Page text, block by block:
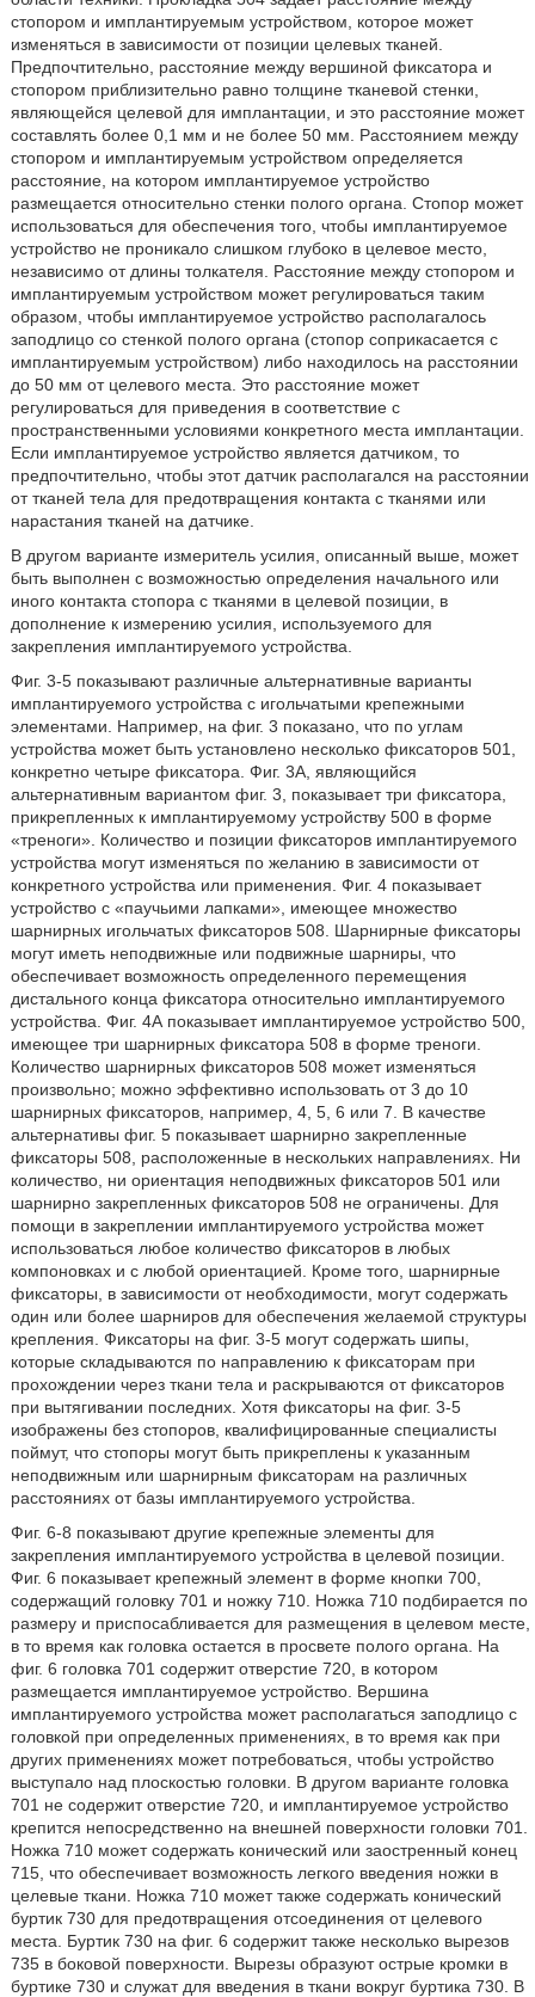
стопором и имплантируемым устройством, которое может
изменяться в зависимости от позиции целевых тканей.
Предпочтительно, расстояние между вершиной фиксатора и
стопором приблизительно равно толщине тканевой стенки,
являющейся целевой для имплантации, и это расстояние может
составлять более 0,1 мм и не более 50 мм. Расстоянием между
стопором и имплантируемым устройством определяется
расстояние, на котором имплантируемое устройство
размещается относительно стенки полого органа. Стопор может
использоваться для обеспечения того, чтобы имплантируемое
устройство не проникало слишком глубоко в целевое место,
независимо от длины толкателя. Расстояние между стопором и
имплантируемым устройством может регулироваться таким
образом, чтобы имплантируемое устройство располагалось
заподлицо со стенкой полого органа (стопор соприкасается с
имплантируемым устройством) либо находилось на расстоянии
до 50 мм от целевого места. Это расстояние может
регулироваться для приведения в соответствие с
пространственными условиями конкретного места имплантации.
Если имплантируемое устройство является датчиком, то
предпочтительно, чтобы этот датчик располагался на расстоянии
от тканей тела для предотвращения контакта с тканями или
нарастания тканей на датчике.
В другом варианте измеритель усилия, описанный выше, может
быть выполнен с возможностью определения начального или
иного контакта стопора с тканями в целевой позиции, в
дополнение к измерению усилия, используемого для
закрепления имплантируемого устройства.
Фиг. 3-5 показывают различные альтернативные варианты
имплантируемого устройства с игольчатыми крепежными
элементами. Например, на фиг. 3 показано, что по углам
устройства может быть установлено несколько фиксаторов 501,
конкретно четыре фиксатора. Фиг. 3А, являющийся
альтернативным вариантом фиг. 3, показывает три фиксатора,
прикрепленных к имплантируемому устройству 500 в форме
«треноги». Количество и позиции фиксаторов имплантируемого
устройства могут изменяться по желанию в зависимости от
конкретного устройства или применения. Фиг. 4 показывает
устройство с «паучьими лапками», имеющее множество
шарнирных игольчатых фиксаторов 508. Шарнирные фиксаторы
могут иметь неподвижные или подвижные шарниры, что
обеспечивает возможность определенного перемещения
дистального конца фиксатора относительно имплантируемого
устройства. Фиг. 4А показывает имплантируемое устройство 500,
имеющее три шарнирных фиксатора 508 в форме треноги.
Количество шарнирных фиксаторов 508 может изменяться
произвольно; можно эффективно использовать от 3 до 10
шарнирных фиксаторов, например, 4, 5, 6 или 7. В качестве
альтернативы фиг. 5 показывает шарнирно закрепленные
фиксаторы 508, расположенные в нескольких направлениях. Ни
количество, ни ориентация неподвижных фиксаторов 501 или
шарнирно закрепленных фиксаторов 508 не ограничены. Для
помощи в закреплении имплантируемого устройства может
использоваться любое количество фиксаторов в любых
компоновках и с любой ориентацией. Кроме того, шарнирные
фиксаторы, в зависимости от необходимости, могут содержать
один или более шарниров для обеспечения желаемой структуры
крепления. Фиксаторы на фиг. 3-5 могут содержать шипы,
которые складываются по направлению к фиксаторам при
прохождении через ткани тела и раскрываются от фиксаторов
при вытягивании последних. Хотя фиксаторы на фиг. 3-5
изображены без стопоров, квалифицированные специалисты
поймут, что стопоры могут быть прикреплены к указанным
неподвижным или шарнирным фиксаторам на различных
расстояниях от базы имплантируемого устройства.
Фиг. 6-8 показывают другие крепежные элементы для
закрепления имплантируемого устройства в целевой позиции.
Фиг. 6 показывает крепежный элемент в форме кнопки 700,
содержащий головку 701 и ножку 710. Ножка 710 подбирается по
размеру и приспосабливается для размещения в целевом месте,
в то время как головка остается в просвете полого органа. На
фиг. 6 головка 701 содержит отверстие 720, в котором
размещается имплантируемое устройство. Вершина
имплантируемого устройства может располагаться заподлицо с
головкой при определенных применениях, в то время как при
других применениях может потребоваться, чтобы устройство
выступало над плоскостью головки. В другом варианте головка
701 не содержит отверстие 720, и имплантируемое устройство
крепится непосредственно на внешней поверхности головки 701.
Ножка 710 может содержать конический или заостренный конец
715, что обеспечивает возможность легкого введения ножки в
целевые ткани. Ножка 710 может также содержать конический
буртик 730 для предотвращения отсоединения от целевого
места. Буртик 730 на фиг. 6 содержит также несколько вырезов
735 в боковой поверхности. Вырезы образуют острые кромки в
буртике 730 и служат для введения в ткани вокруг буртика 730. В